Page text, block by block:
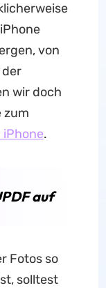
von
wir doch
zum
.
auf
Fotos so
solltest